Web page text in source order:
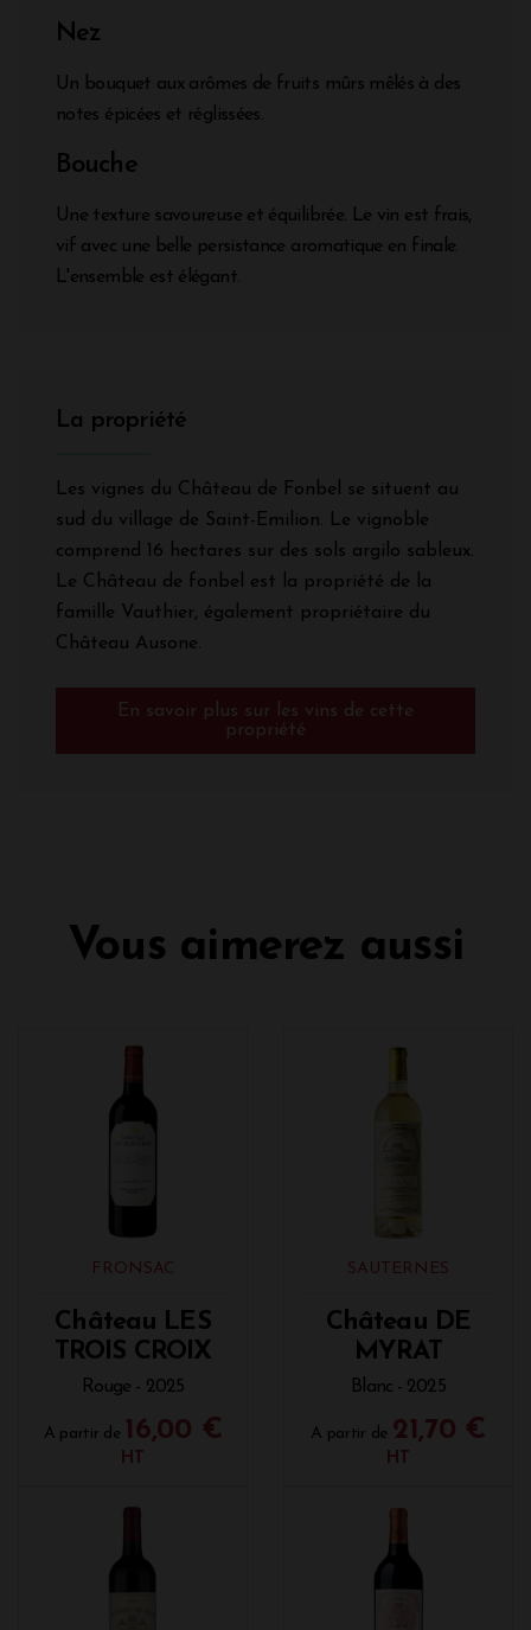
Nez
Un bouquet aux arômes de fruits mûrs mêlés à des
notes épicées et réglissées.
Bouche
Une texture savoureuse et équilibrée. Le vin est frais,
vif avec une belle persistance aromatique en finale.
L'ensemble est élégant.
La propriété
Les vignes du Château de Fonbel se situent au
sud du village de Saint-Emilion. Le vignoble
comprend 16 hectares sur des sols argilo sableux.
Le Château de fonbel est la propriété de la
famille Vauthier, également propriétaire du
Château Ausone.
En savoir plus sur les vins de cette
propriété
Vous aimerez aussi
FRONSAC
Château LES
TROIS CROIX
Rouge - 2025
A partir de 16,00 €
HT
SAUTERNES
Château DE
MYRAT
Blanc - 2025
A partir de 21,70 €
HT